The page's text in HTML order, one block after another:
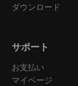
ダウンロード
サポート
お支払い
マイページ